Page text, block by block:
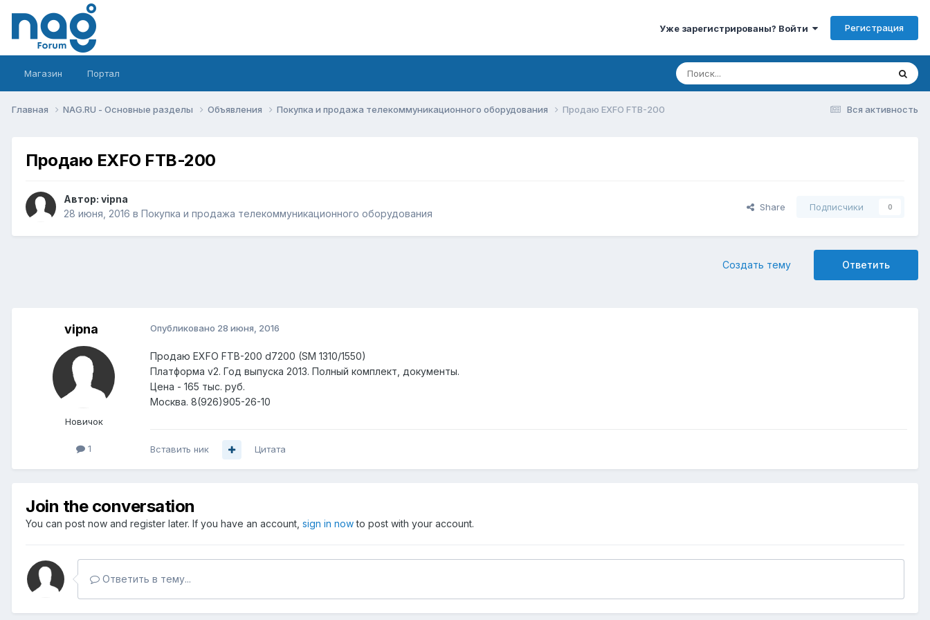
Уже зарегистрированы? Войти Регистрация
Магазин Портал
Вся активность
Главная NAG.RU - Основные разделы Объявления Покупка и продажа телекоммуникационного оборудования Продаю EXFO FTB-200
Продаю EXFO FTB-200
Автор: vipna
28 июня, 2016 в Покупка и продажа телекоммуникационного оборудования
Share Подписчики 0
Ответить
Создать тему
vipna
Новичок
1
Опубликовано 28 июня, 2016
Продаю EXFO FTB-200 d7200 (SM 1310/1550)
Платформа v2. Год выпуска 2013. Полный комплект, документы.
Цена - 165 тыс. руб.
Москва. 8(926)905-26-10
Вставить ник Цитата
Join the conversation
You can post now and register later. If you have an account, sign in nowto post with your account.
Ответить в тему...